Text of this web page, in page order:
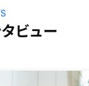
ビュー